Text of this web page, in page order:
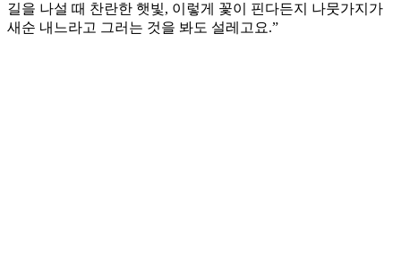
길을 나설 때 찬란한 햇빛, 이렇게 꽃이 핀다든지 나뭇가지가
새순 내느라고 그러는 것을 봐도 설레고요.”